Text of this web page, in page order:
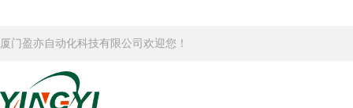
厦门盈亦自动化科技有限公司欢迎您！